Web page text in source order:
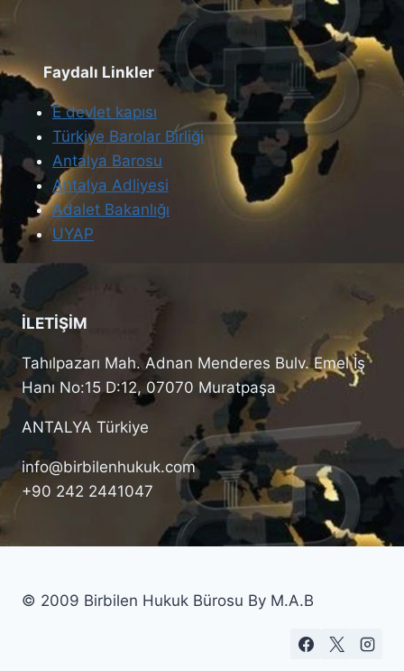
Faydalı Linkler
E devlet kapısı
Türkiye Barolar Birliği
Antalya Barosu
Antalya Adliyesi
Adalet Bakanlığı
UYAP
İLETİŞİM
Tahılpazarı Mah. Adnan Menderes Bulv. Emel İş
Hanı No:15 D:12, 07070 Muratpaşa
ANTALYA Türkiye
info@birbilenhukuk.com
+90 242 2441047
© 2009 Birbilen Hukuk Bürosu By M.A.B